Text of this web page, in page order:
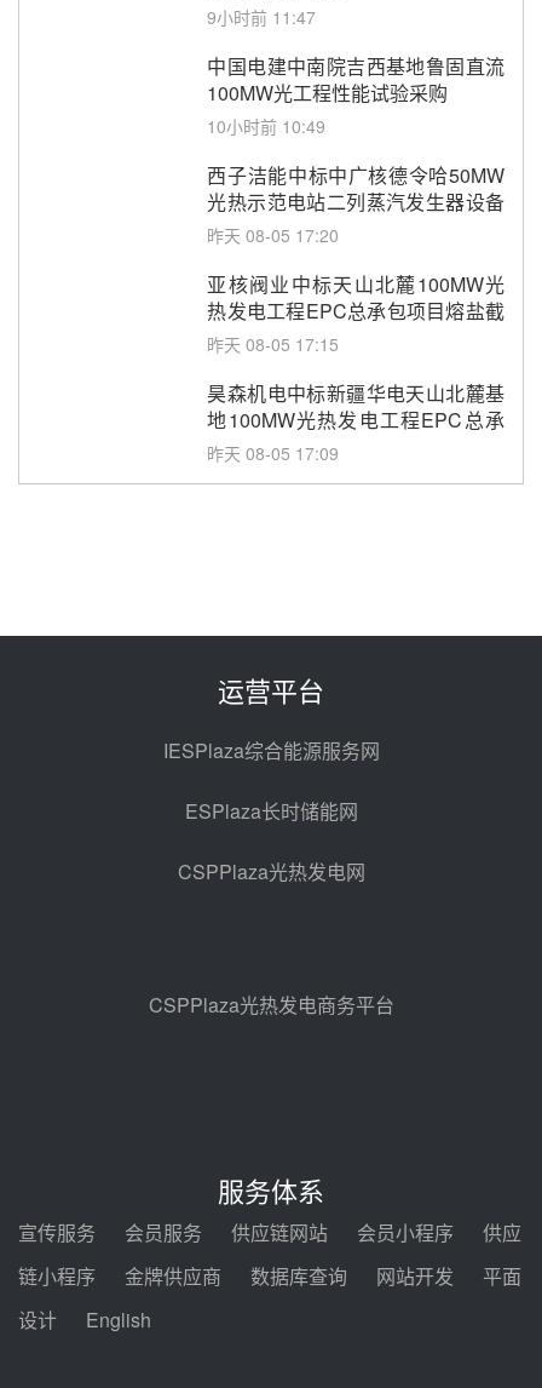
9小时前 11:47
中国电建中南院吉西基地鲁固直流
100MW光工程性能试验采购
10小时前 10:49
西子洁能中标中广核德令哈50MW
光热示范电站二列蒸汽发生器设备
采购
昨天 08-05 17:20
亚核阀业中标天山北麓100MW光
热发电工程EPC总承包项目熔盐截
止阀、熔盐三偏心蝶阀采购
昨天 08-05 17:15
昊森机电中标新疆华电天山北麓基
地100MW光热发电工程EPC总承
包项目熔盐介质超声波流量计采购
昨天 08-05 17:09
电机组灵活性改造项目三元液态盐
2026-2029年熔盐介质框架协议
中能建华中试研院中标重能新疆
100MW光热项目机组调试及性能
试验
昨天 08-05 10:41
格局
昨天 08-05 09:11
锅中标格尔木项目蒸汽发生系统
甘肃建投安装公司赴京洽谈，深化
瓜州、博州光热项目战略合作
运营平台
IESPlaza综合能源服务网
ESPlaza长时储能网
CSPPlaza光热发电网
CSPPlaza光热发电商务平台
服务体系
宣传服务 会员服务 供应链网站 会员小程序
供应
链小程序
金牌供应商 数据库查询 网站开发
平面
设计
English